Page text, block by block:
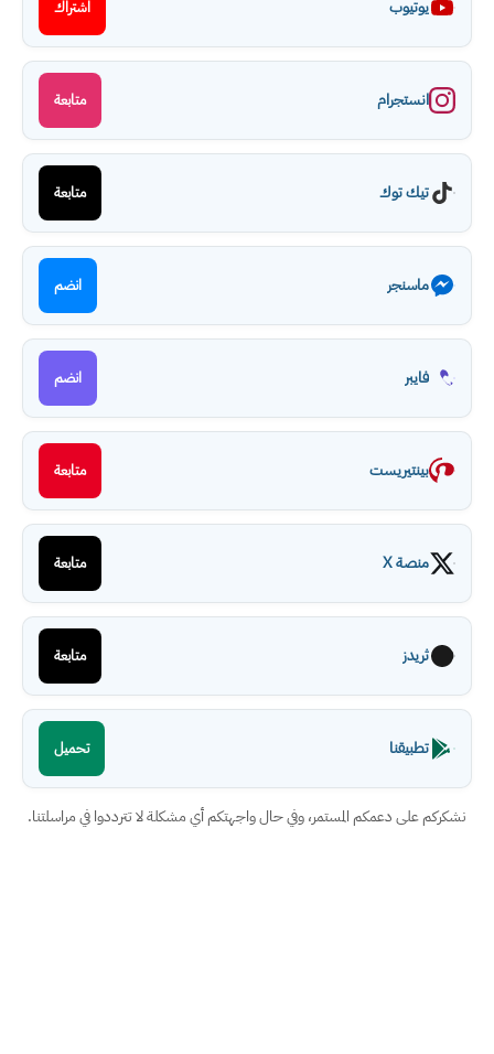
يوتيوب اشتراك
انستجرام متابعة
تيك توك متابعة
ماسنجر انضم
فايبر انضم
بينتيريست متابعة
منصة X متابعة
ثريدز متابعة
تطبيقنا تحميل
نشكركم على دعمكم المستمر، وفي حال واجهتكم أي مشكلة لا تترددوا في مراسلتنا.